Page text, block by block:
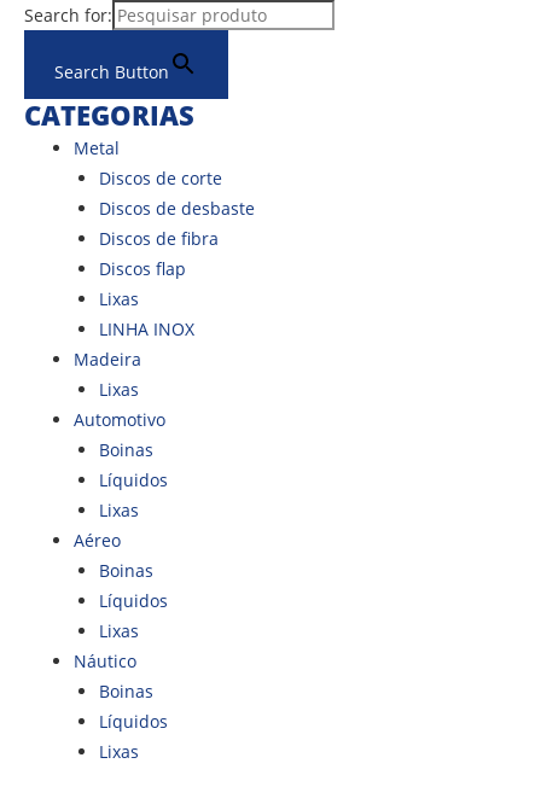
conteúdo
Search for:
Search Button
CATEGORIAS
Metal
Discos de corte
Discos de desbaste
Discos de fibra
Discos flap
Lixas
LINHA INOX
Madeira
Lixas
Automotivo
Boinas
Líquidos
Lixas
Aéreo
Boinas
Líquidos
Lixas
Náutico
Boinas
Líquidos
Lixas